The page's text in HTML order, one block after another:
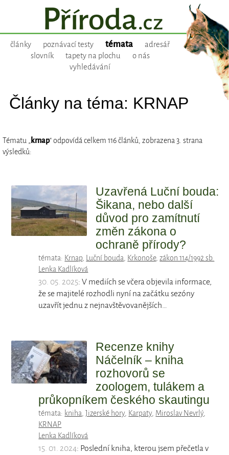
články poznávací testy témata
adresář
slovník
tapety na plochu
o nás
vyhledávání
Články na téma: KRNAP
Tématu „krnap“ odpovídá celkem 116 článků, zobrazena 3. strana
výsledků:
Uzavřená Luční bouda:
Šikana, nebo další
důvod pro zamítnutí
změn zákona o
ochraně přírody?
témata: Krnap, Luční bouda, Krkonoše,zákon 114/1992 sb.
Lenka Kadlíková
30. 05. 2025: V mediích se včera objevila informace,
že se majitelé rozhodli nyní na začátku sezóny
uzavřít jednu z nejnavštěvovanějších…
Recenze knihy
Náčelník – kniha
rozhovorů se
zoologem, tulákem a
průkopníkem českého skautingu
témata: kniha,Jizerské hory, Karpaty, Miroslav Nevrlý,
KRNAP
Lenka Kadlíková
15. 01. 2024: Poslední kniha, kterou jsem přečetla v